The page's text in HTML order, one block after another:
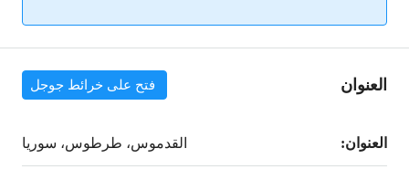
العنوان فتح على خرائط جوجل
العنوان: القدموس، طرطوس، سوريا